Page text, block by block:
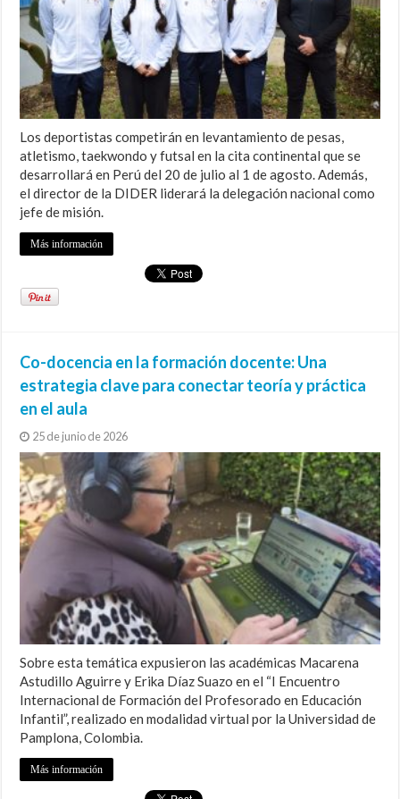
Los deportistas competirán en levantamiento de pesas,
atletismo, taekwondo y futsal en la cita continental que se
desarrollará en Perú del 20 de julio al 1 de agosto. Además,
el director de la DIDER liderará la delegación nacional como
jefe de misión.
Más información
Co-docencia en la formación docente: Una
estrategia clave para conectar teoría y práctica
en el aula
25 de junio de 2026
Sobre esta temática expusieron las académicas Macarena
Astudillo Aguirre y Erika Díaz Suazo en el “I Encuentro
Internacional de Formación del Profesorado en Educación
Infantil”, realizado en modalidad virtual por la Universidad de
Pamplona, Colombia.
Más información